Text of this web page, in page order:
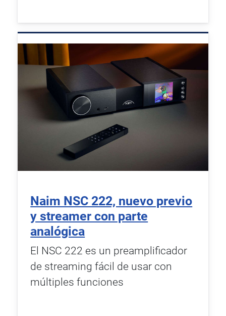
Naim NSC 222, nuevo previo
y streamer con parte
analógica
El NSC 222 es un preamplificador
de streaming fácil de usar con
múltiples funciones